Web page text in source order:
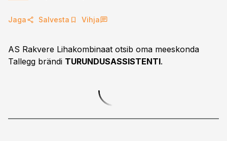
Jaga Salvesta Vihja
AS Rakvere Lihakombinaat otsib oma meeskonda
Tallegg brändi TURUNDUSASSISTENTI.